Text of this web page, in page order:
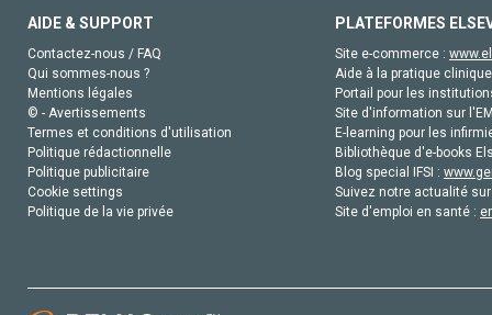
AIDE & SUPPORT
Contactez-nous / FAQ
Qui sommes-nous ?
Mentions légales
© - Avertissements
Termes et conditions d'utilisation
Politique rédactionnelle
Politique publicitaire
Cookie settings
Politique de la vie privée
PLATEFORMES
Site e-commerce :
Aide à la pratique
Portail pour les
Site d'information sur
E-learning pour les
Bibliothèque d'e-books
Blog special IFSI :
Suivez notre actualité
Site d'emploi en santé :